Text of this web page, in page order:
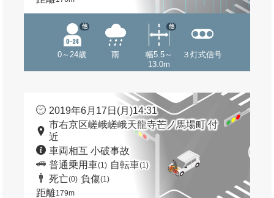
0～24歳
他
雨
幅5.5～
13.0m
他
３灯式信号
2019年6月17日(月)14:31
市右京区嵯峨嵯峨天龍寺芒ノ馬場町 付
近
車両相互 小破事故
普通乗用車(1) 自転車(1)
死亡(0) 負傷(1)
距離179m